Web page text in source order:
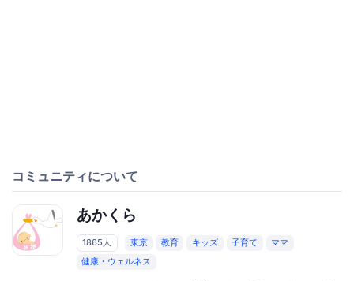
コミュニティについて
あかくら
1865人 東京 教育 キッズ 子育て
ママ
健康・ウェルネス